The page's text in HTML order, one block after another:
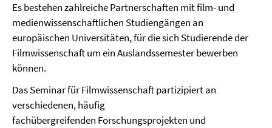
Es bestehen zahlreiche Partnerschaften mit film- und
medienwissenschaftlichen Studiengängen an
europäischen Universitäten, für die sich Studierende der
Filmwissenschaft um ein Auslandssemester bewerben
können.
Das Seminar für Filmwissenschaft partizipiert an
verschiedenen, häufig
fachübergreifenden Forschungsprojekten und